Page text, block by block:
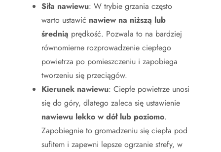
Siła nawiewu: W trybie grzania często
warto ustawić nawiew na niższą lub
średnią prędkość. Pozwala to na bardziej
równomierne rozprowadzenie ciepłego
powietrza po pomieszczeniu i zapobiega
tworzeniu się przeciągów.
Kierunek nawiewu: Ciepłe powietrze unosi
się do góry, dlatego zaleca się ustawienie
nawiewu lekko w dół lub poziomo.
Zapobiegnie to gromadzeniu się ciepła pod
sufitem i zapewni lepsze ogrzanie strefy, w